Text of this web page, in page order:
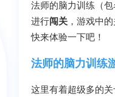
法师的脑力训练（
进行闯关 ，游戏中
快来体验一下吧！
法师的脑力训练
这里有着超级多的